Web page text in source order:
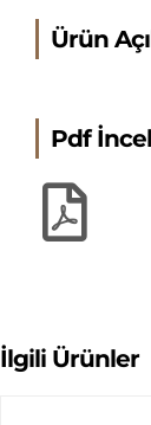
Ürün
Pdf
İlgili Ürünler